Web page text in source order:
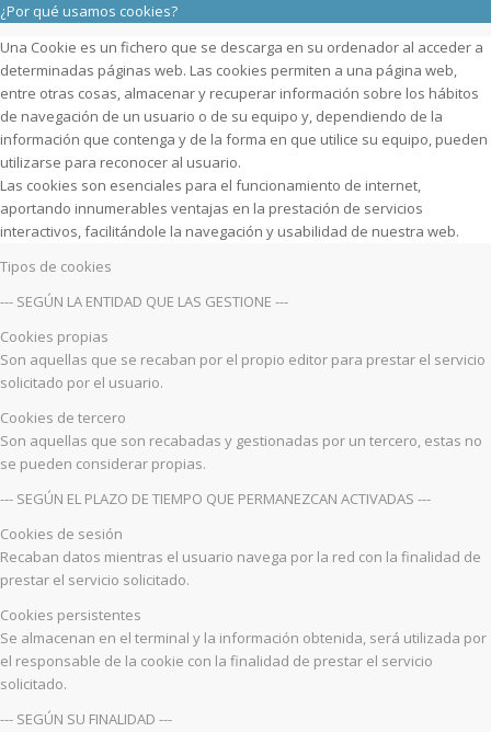
¿Por qué usamos cookies?
Una Cookie es un fichero que se descarga en su ordenador al acceder a
determinadas páginas web. Las cookies permiten a una página web,
entre otras cosas, almacenar y recuperar información sobre los hábitos
de navegación de un usuario o de su equipo y, dependiendo de la
información que contenga y de la forma en que utilice su equipo, pueden
utilizarse para reconocer al usuario.
Las cookies son esenciales para el funcionamiento de internet,
aportando innumerables ventajas en la prestación de servicios
interactivos, facilitándole la navegación y usabilidad de nuestra web.
Tipos de cookies
--- SEGÚN LA ENTIDAD QUE LAS GESTIONE ---
Cookies propias
Son aquellas que se recaban por el propio editor para prestar el servicio
solicitado por el usuario.
Cookies de tercero
Son aquellas que son recabadas y gestionadas por un tercero, estas no
se pueden considerar propias.
--- SEGÚN EL PLAZO DE TIEMPO QUE PERMANEZCAN ACTIVADAS ---
Cookies de sesión
Recaban datos mientras el usuario navega por la red con la finalidad de
prestar el servicio solicitado.
Cookies persistentes
Se almacenan en el terminal y la información obtenida, será utilizada por
el responsable de la cookie con la finalidad de prestar el servicio
solicitado.
--- SEGÚN SU FINALIDAD ---